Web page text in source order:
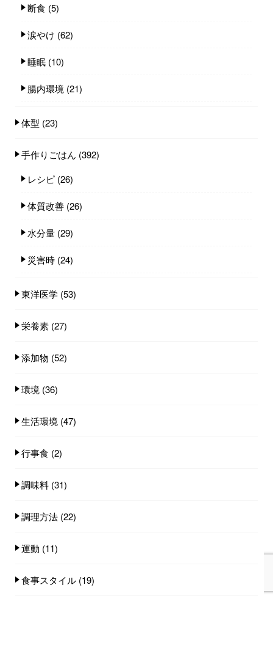
断食 (5)
涙やけ (62)
睡眠 (10)
腸内環境 (21)
体型 (23)
手作りごはん (392)
レシピ (26)
体質改善 (26)
水分量 (29)
災害時 (24)
東洋医学 (53)
栄養素 (27)
添加物 (52)
環境 (36)
生活環境 (47)
行事食 (2)
調味料 (31)
調理方法 (22)
運動 (11)
食事スタイル (19)